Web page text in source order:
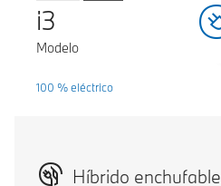
i3
Modelo
100 % eléctrico
Híbrido enchufable